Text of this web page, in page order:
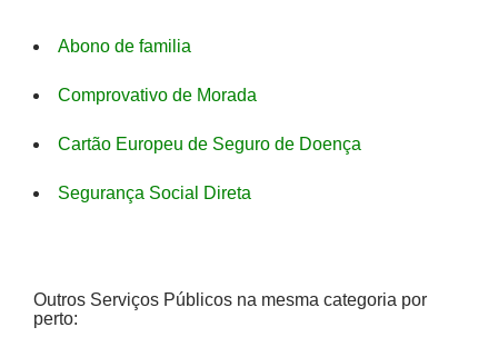
Abono de familia
Comprovativo de Morada
Cartão Europeu de Seguro de Doença
Segurança Social Direta
Outros Serviços Públicos na mesma categoria por
perto: